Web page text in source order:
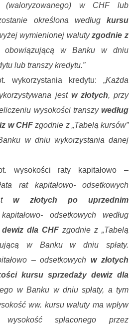
(waloryzowanego) w CHF lub
określona wedługkursu
wymienionej walutyzgodnie z
obowiązującą w Banku w dniu
lub transzy kredytu.”
wykorzystania kredytu: „Każda
jest w złotych, przy
wysokości transzywedług
w CHF zgodnie z „Tabelą kursów”
w dniu wykorzystania danej
wysokości raty kapitałowo –
rat kapitałowo- odsetkowych
w złotych po uprzednim
odsetkowych według
dla CHF zgodnie z „Tabelą
w Banku w dniu spłaty.
– odsetkowychw złotych
kursu sprzedaży dewiz dla
w Banku w dniu spłaty, a tym
ww. kursu waluty ma wpływ
spłaconego przez